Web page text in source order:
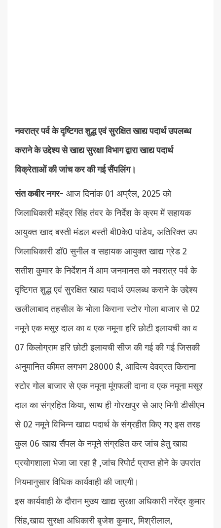
नवरात्र पर्व के दृष्टिगत शुद्ध एवं सुरक्षित खाद्य पदार्थ उपलब्ध
कराने के उद्देश्य से खाद्य सुरक्षा विभाग द्वारा खाद्य पदार्थ
विक्रेताओं की जांच कर की गई सैंपलिंग।
संत कबीर नगर- आज दिनांक 01 अप्रैल, 2025 को
जिलाधिकारी महेंद्र सिंह तंवर के निर्देश के क्रम में सहायक
आयुक्त खाद बस्ती मंडल बस्ती बी0के0 पांडेय, अतिरिक्त उप
जिलाधिकारी डॉ0 सुनील व सहायक आयुक्त खाद्य ग्रेड 2
सतीश कुमार के निर्देशन में आम जनमानस को नवरात्र पर्व के
दृष्टिगत शुद्ध एवं सुरक्षित खाद्य पदार्थ उपलब्ध कराने के उद्देश्य
खलीलाबाद तहसील के भोला किराना स्टोर गोला बाजार से 02
नमूने एक मसूर दाल का व एक नमूना हरि छोटी इलायची का व
07 किलोग्राम हरि छोटी इलायची सीज की गई की गई जिसकी
अनुमानित कीमत लगभग 28000 है, आदित्य देवव्रत किराना
स्टोर गोल बाजार से एक नमूना मूंगफली दाना व एक नमूना मसूर
दाल का संग्रहित किया, साथ ही गोरखपुर से आए मिनी डीसीएम
से 02 नमूने विभिन्न खाद्य पदार्थ के संग्रहीत किए गए इस तरह
कुल 06 खाद्य सैंपल के नमूने संग्रहित कर जांच हेतु खाद्य
प्रयोगशाला भेजा जा रहा है ,जांच रिपोर्ट प्राप्त होने के उपरांत
नियमानुसार विधिक कार्यवाही की जाएगी।
इस कार्यवाही के दौरान मुख्य खाद्य सुरक्षा अधिकारी नरेंद्र कुमार
सिंह,खाद्य सुरक्षा अधिकारी बृजेश कुमार, मिश्रीलाल,